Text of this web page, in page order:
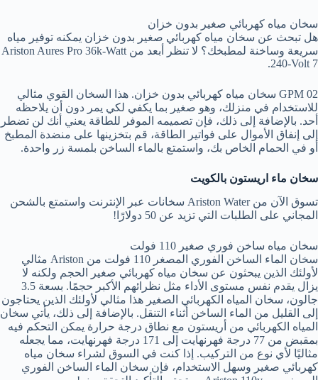
سخان مياه كهربائي صغير بدون خزان
هل تبحث عن سخان مياه كهربائي صغير بدون خزان يمكنه توفير مياه
سريعة وساخنة لمطبخك؟ لا تنظر أبعد من Ariston Aures Pro 36k-Watt
240-Volt 7.
02 GPM سخان مياه كهربائي بدون خزان. هذا السخان القوي مثالي
للاستخدام في منزلك، وهو صغير بما يكفي لكي يمر دون أن يلاحظه
أحد. بالإضافة إلى ذلك، فإن تصميمه الموفر للطاقة يعني أنك لن تضطر
إلى إنفاق الأموال على فواتير الطاقة، قم بتخزينها على منضدة المطبخ
أو في الحمام الخاص بك، واستمتع بالماء الساخن بلمسة زر واحدة.
سخان ماء اريستون بالكويت
تسوق الآن من Ariston Water سخانات عبر الإنترنت واستمتع بالشحن
المجاني على الطلبات التي تزيد عن 50 دولارًا!
سخان مياه ساخن فوري صغير 110 فولت
سخان الماء الساخن الفوري المصغر 110 فولت من Ariston مثالي
لأولئك الذين يبحثون عن سخان مياه كهربائي صغير الحجم ولكنه لا
يزال يقدم نفس مستوى الأداء مثل نظرائهم الأكبر حجمًا. بسعة 3.5
جالون، سخان المياه الكهربائي الصغير هذا مثالي لأولئك الذين يحتاجون
إلى القليل من الماء الساخن أثناء التنقل. بالإضافة إلى ذلك، يأتي سخان
المياه الكهربائي من أريستون مع نطاق درجة حرارة يمكن التحكم فيه
بمقبض من 77 درجة فهرنهايت إلى 171 درجة فهرنهايت، مما يجعله
مثاليًا لأي نوع من التركيب. إذا كنت في السوق لشراء سخان مياه
كهربائي صغير وسهل الاستخدام، فإن سخان الماء الساخن الفوري